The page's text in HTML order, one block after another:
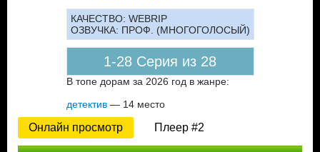
КАЧЕСТВО: WEBRIP
ОЗВУЧКА: ПРОФ. (МНОГОГОЛОСЫЙ)
1-28 Серия из 28
В топе дорам за 2026 год в жанре:
детектив— 14 место
Онлайн просмотр Плеер #2